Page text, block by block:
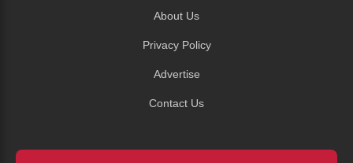
About Us
Privacy Policy
Advertise
Contact Us